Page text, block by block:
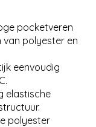
pocketveren
van polyester en
eenvoudig
elastische
polyester